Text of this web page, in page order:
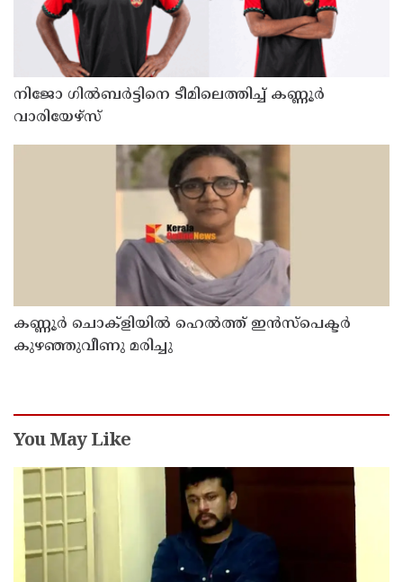
നിജോ ഗിൽബർട്ടിനെ ടീമിലെത്തിച്ച് കണ്ണൂർ
വാരിയേഴ്സ്
കണ്ണൂർ ചൊക്ളിയിൽ ഹെൽത്ത് ഇൻസ്പെക്ടർ
കുഴഞ്ഞുവീണു മരിച്ചു
You May Like